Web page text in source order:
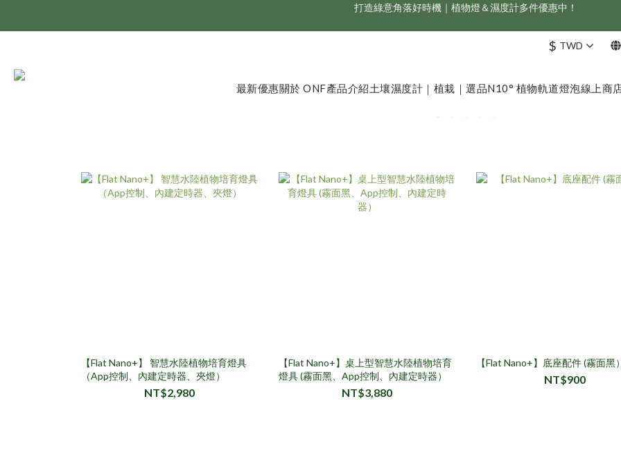
新會員享首購折 $100 優惠，立即點我註冊！！
新會員享首購折 $100 優惠，立即點我註冊！！
$ TWD
最新優惠關於 ONF產品介紹土壤濕度計｜植栽｜選品N10° 植物軌道燈泡線上商
【Flat Nano+】 智慧水陸植物培育燈具
（App控制、內建定時器、夾燈）
NT$2,980
【Flat Nano+】桌上型智慧水陸植物培育
燈具 (霧面黑、App控制、內建定時器）
NT$3,880
【Flat Nano+】底座配件 (霧面黑
NT$900